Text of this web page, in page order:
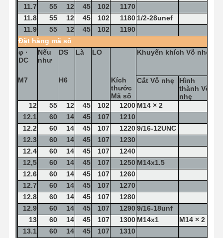
11.7
55 12 45 102
1170
11.8
55 12 45 102 11801/2-28unef
11.9
55 12 45 102
1190
Đặt hàng mã số
φ ·
DC
Nếu
như
DS Là LO Khuyến khích Vỗ nhẹ
M7 H6
Kích
thước
Mã số
Cắt Vỗ nhẹ
Hình
thành Vỗ
nhẹ
12
55 12 45 102 1200 M14 × 2
12.1
60 14 45 107
1210
12.2
60 14 45 107 12209/16-12UNC
12.3
60 14 45 107
1230
12.4
60 14 45 107
1240
12,5
60 14 45 107 1250 M14x1.5
12.6
60 14 45 107
1260
12.7
60 14 45 107
1270
12.8
60 14 45 107
1280
12.9
60 14 45 107 12909/16-18unf
13
60 14 45 107 1300 M14x1
M14 × 2
13.1
60 14 45 107
1310